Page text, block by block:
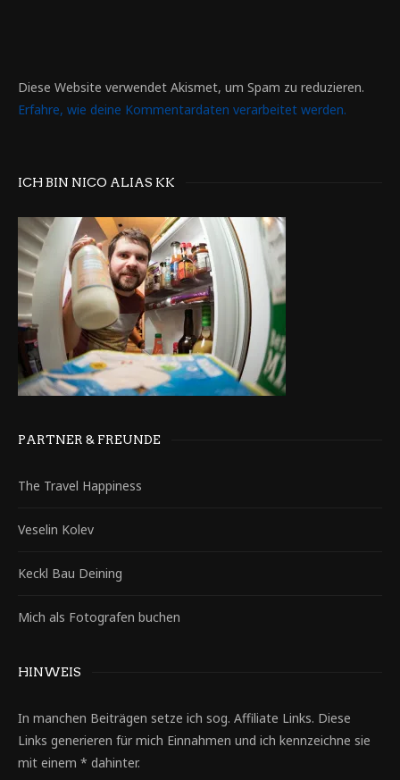
Diese Website verwendet Akismet, um Spam zu reduzieren.
Erfahre, wie deine Kommentardaten verarbeitet werden.
ICH BIN NICO ALIAS KK
PARTNER & FREUNDE
The Travel Happiness
Veselin Kolev
Keckl Bau Deining
Mich als Fotografen buchen
HINWEIS
In manchen Beiträgen setze ich sog. Affiliate Links. Diese
Links generieren für mich Einnahmen und ich kennzeichne sie
mit einem * dahinter.